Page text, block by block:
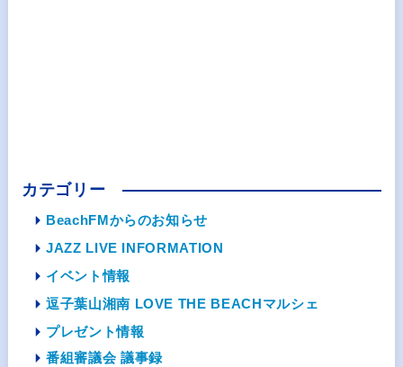
カテゴリー
BeachFMからのお知らせ
JAZZ LIVE INFORMATION
イベント情報
逗子葉山湘南 LOVE THE BEACHマルシェ
プレゼント情報
番組審議会 議事録